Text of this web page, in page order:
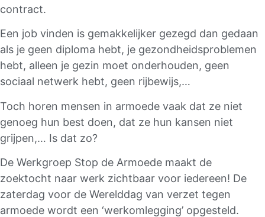
contract.
Een job vinden is gemakkelijker gezegd dan gedaan
als je geen diploma hebt, je gezondheidsproblemen
hebt, alleen je gezin moet onderhouden, geen
sociaal netwerk hebt, geen rijbewijs,…
Toch horen mensen in armoede vaak dat ze niet
genoeg hun best doen, dat ze hun kansen niet
grijpen,… Is dat zo?
De Werkgroep Stop de Armoede maakt de
zoektocht naar werk zichtbaar voor iedereen! De
zaterdag voor de Werelddag van verzet tegen
armoede wordt een ‘werkomlegging’ opgesteld.